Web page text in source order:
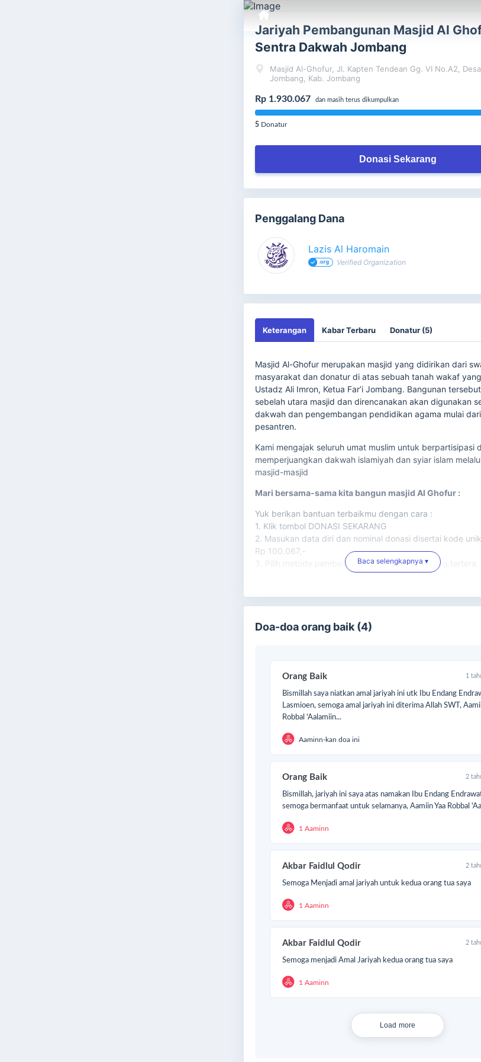
Jariyah Pembangunan Masjid Al
Sentra Dakwah Jombang
Masjid Al-Ghofur, Jl. Kapten Tendean Gg. VI No.A2,
Jombang, Kab. Jombang
Rp 1.930.067 dan masih terus dikumpulkan
5 Donatur
Donasi Sekarang
Penggalang Dana
Lazis Al Haromain
Verified Organization
Keterangan Kabar Terbaru Donatur (5)
Masjid Al-Ghofur merupakan masjid yang didirikan dari
masyarakat dan donatur di atas sebuah tanah wakaf
Ustadz Ali Imron, Ketua Far’i Jombang. Bangunan
sebelah utara masjid dan direncanakan akan digunakan
dakwah dan pengembangan pendidikan agama mulai
pesantren.
Kami mengajak seluruh umat muslim untuk berpartisipasi
memperjuangkan dakwah islamiyah dan syiar islam
masjid-masjid
Mari bersama-sama kita bangun masjid Al Ghofur :
Yuk berikan bantuan terbaikmu dengan cara :
1. Klik tombol DONASI SEKARANG
2. Masukan data diri dan nominal donasi disertai kode
Rp 100.067,-
3. Pilih metode pembayaran ke no. rekening yang tertera.
Baca selengkapnya ▾
Doa-doa orang baik (4)
Orang Baik 1
Bismillah saya niatkan amal jariyah ini utk Ibu Endang
Lasmioen, semoga amal jariyah ini diterima Allah SWT,
Robbal 'Aalamiin...
Aaminn-kan doa ini
Orang Baik 2
Bismillah, jariyah ini saya atas namakan Ibu Endang
semoga bermanfaat untuk selamanya, Aamiin Yaa Robbal
1 Aaminn
Akbar Faidlul Qodir 2
Semoga Menjadi amal jariyah untuk kedua orang tua saya
1 Aaminn
Akbar Faidlul Qodir 2
Semoga menjadi Amal Jariyah kedua orang tua saya
1 Aaminn
Load more